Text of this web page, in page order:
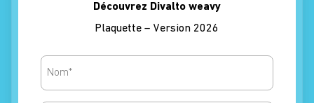
Découvrez Divalto weavy
Plaquette – Version 2026
Nomcontact